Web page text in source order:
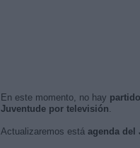
En este momento, no hay
Juventude por televisión.
Actualizaremos está agenda del